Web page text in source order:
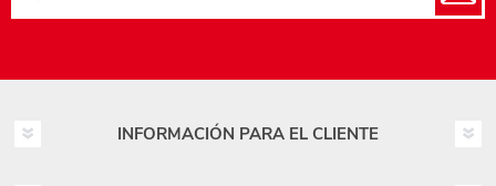
INFORMACIÓN PARA EL CLIENTE